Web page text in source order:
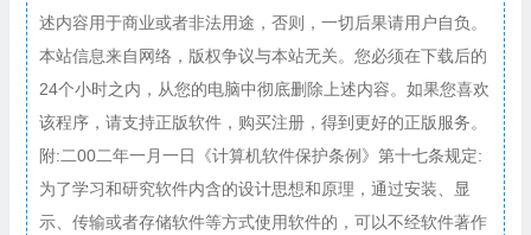
述内容用于商业或者非法用途，否则，一切后果请用户自负。
本站信息来自网络，版权争议与本站无关。您必须在下载后的
24个小时之内，从您的电脑中彻底删除上述内容。如果您喜欢
该程序，请支持正版软件，购买注册，得到更好的正版服务。
附:二00二年一月一日《计算机软件保护条例》第十七条规定:
为了学习和研究软件内含的设计思想和原理，通过安装、显
示、传输或者存储软件等方式使用软件的，可以不经软件著作